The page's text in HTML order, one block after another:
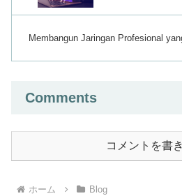
Membangun Jaringan Profesional
Comments
コメントを書
ホーム Blog